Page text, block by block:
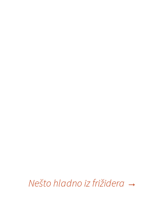
Nešto hladno iz frižidera →